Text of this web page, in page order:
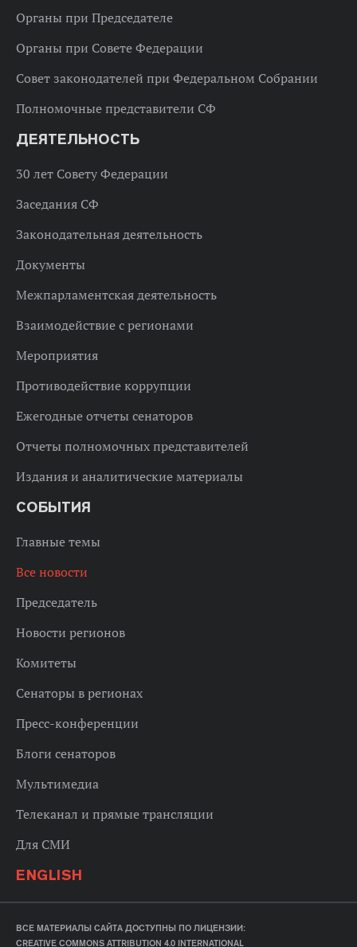
Органы при Председателе
Органы при Совете Федерации
Совет законодателей при Федеральном Собрании
Полномочные представители СФ
ДЕЯТЕЛЬНОСТЬ
30 лет Совету Федерации
Заседания СФ
Законодательная деятельность
Документы
Межпарламентская деятельность
Взаимодействие с регионами
Мероприятия
Противодействие коррупции
Ежегодные отчеты сенаторов
Отчеты полномочных представителей
Издания и аналитические материалы
СОБЫТИЯ
Главные темы
Все новости
Председатель
Новости регионов
Комитеты
Сенаторы в регионах
Пресс-конференции
Блоги сенаторов
Мультимедиа
Телеканал и прямые трансляции
Для СМИ
ENGLISH
ВСЕ МАТЕРИАЛЫ САЙТА ДОСТУПНЫ ПО ЛИЦЕНЗИИ:
CREATIVE COMMONS ATTRIBUTION 4.0 INTERNATIONAL